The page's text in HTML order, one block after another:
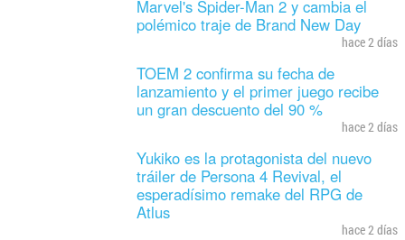
Marvel's Spider-Man 2 y cambia el
polémico traje de Brand New Day
hace 2 días
TOEM 2 confirma su fecha de
lanzamiento y el primer juego recibe
un gran descuento del 90 %
hace 2 días
Yukiko es la protagonista del nuevo
tráiler de Persona 4 Revival, el
esperadísimo remake del RPG de
Atlus
hace 2 días